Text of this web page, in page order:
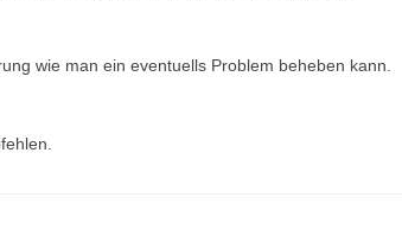
wie man ein eventuells Problem beheben kann.